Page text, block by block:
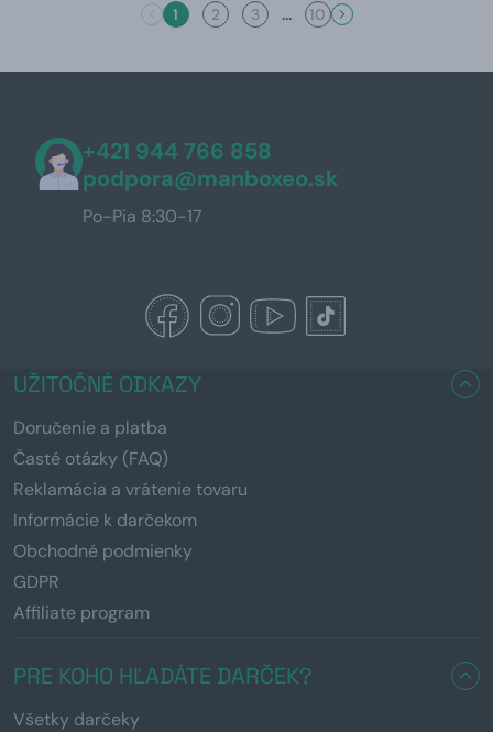
1
2 3 ... 10
+421 944 766 858
podpora@manboxeo.sk
Po-Pia 8:30-17
UŽITOČNÉ ODKAZY
Doručenie a platba
Časté otázky (FAQ)
Reklamácia a vrátenie tovaru
Informácie k darčekom
Obchodné podmienky
GDPR
Affiliate program
PRE KOHO HĽADÁTE DARČEK?
Všetky darčeky